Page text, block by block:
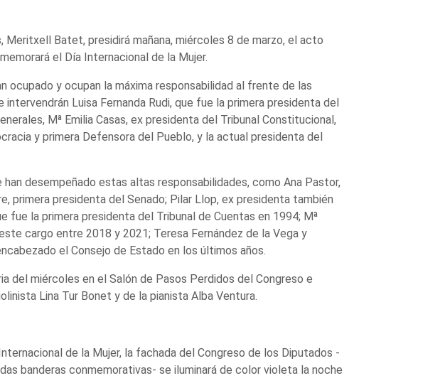
Meritxell Batet, presidirá mañana, miércoles 8 de marzo, el acto
el Día Internacional de la Mujer.
ocupado y ocupan la máxima responsabilidad al frente de las
Luisa Fernanda Rudi, que fue la primera presidenta del
Mª Emilia Casas, ex presidenta del Tribunal Constitucional,
y primera Defensora del Pueblo, y la actual presidenta del
desempeñado estas altas responsabilidades, como Ana Pastor,
primera presidenta del Senado; Pilar Llop, ex presidenta también
fue la primera presidenta del Tribunal de Cuentas en 1994; Mª
cargo entre 2018 y 2021; Teresa Fernández de la Vega y
el Consejo de Estado en los últimos años.
del miércoles en el Salón de Pasos Perdidos del Congreso e
Lina Tur Bonet y de la pianista Alba Ventura.
de la Mujer, la fachada del Congreso de los Diputados -
banderas conmemorativas- se iluminará de color violeta la noche